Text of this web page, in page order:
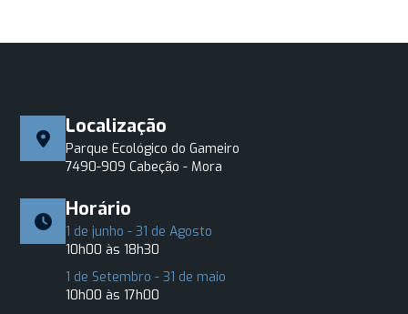
Localização
Parque Ecológico do Gameiro
7490-909 Cabeção - Mora
Horário
1 de junho - 31 de Agosto
10h00 às 18h30
1 de Setembro - 31 de maio
10h00 às 17h00